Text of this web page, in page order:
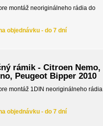
montáž neoriginálneho rádia do
objednávku - do 7 dní
rámik - Citroen Nemo,
Peugeot Bipper 2010
montáž 1DIN neoriginálneho
objednávku - do 7 dní